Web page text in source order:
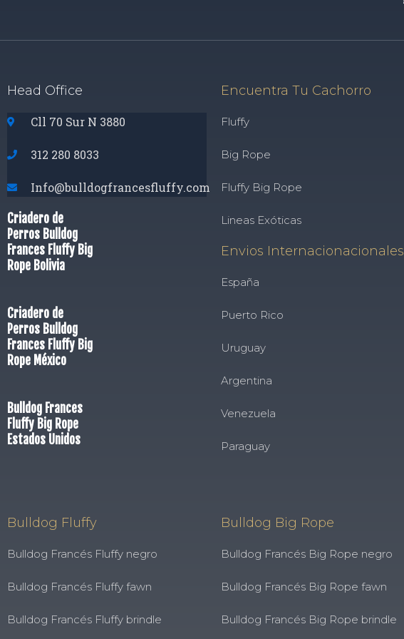
Head Office
Cll 70 Sur N 3880
312 280 8033
Info@bulldogfrancesfluffy.com
Criadero de
Perros Bulldog
Frances Fluffy Big
Rope Bolivia
Criadero de
Perros Bulldog
Frances Fluffy Big
Rope México
Bulldog Frances
Fluffy Big Rope
Estados Unidos
Encuentra Tu Cachorro
Fluffy
Big Rope
Fluffy Big Rope
Lineas Exóticas
Envios Internacionacionales
España
Puerto Rico
Uruguay
Argentina
Venezuela
Paraguay
Bulldog Fluffy
Bulldog Francés Fluffy negro
Bulldog Francés Fluffy fawn
Bulldog Francés Fluffy brindle
Bulldog Big Rope
Bulldog Francés Big Rope negro
Bulldog Francés Big Rope fawn
Bulldog Francés Big Rope brindle